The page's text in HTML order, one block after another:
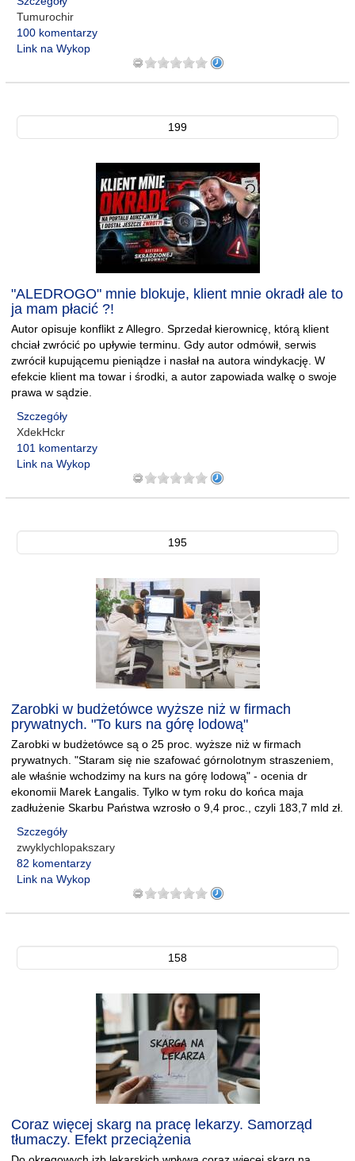
Tumurochir
100 komentarzy
Link na Wykop
199
"ALEDROGO" mnie blokuje, klient mnie okradł ale to
ja mam płacić ?!
Autor opisuje konflikt z Allegro. Sprzedał kierownicę, którą klient
chciał zwrócić po upływie terminu. Gdy autor odmówił, serwis
zwrócił kupującemu pieniądze i nasłał na autora windykację. W
efekcie klient ma towar i środki, a autor zapowiada walkę o swoje
prawa w sądzie.
Szczegóły
XdekHckr
101 komentarzy
Link na Wykop
195
Zarobki w budżetówce wyższe niż w firmach
prywatnych. "To kurs na górę lodową"
Zarobki w budżetówce są o 25 proc. wyższe niż w firmach
prywatnych. "Staram się nie szafować górnolotnym straszeniem,
ale właśnie wchodzimy na kurs na górę lodową" - ocenia dr
ekonomii Marek Łangalis. Tylko w tym roku do końca maja
zadłużenie Skarbu Państwa wzrosło o 9,4 proc., czyli 183,7 mld zł.
Szczegóły
zwyklychlopakszary
82 komentarzy
Link na Wykop
158
Coraz więcej skarg na pracę lekarzy. Samorząd
tłumaczy. Efekt przeciążenia